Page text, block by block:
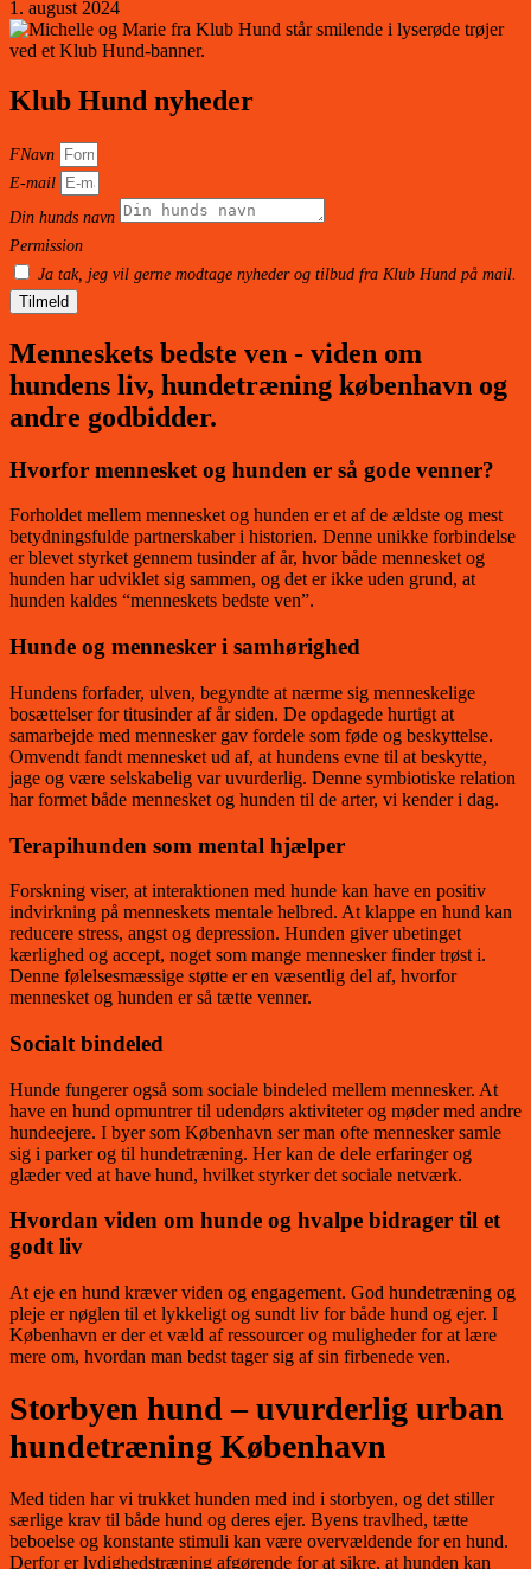
1. august 2024
Klub Hund nyheder
FNavn
E-mail
Din hunds navn
Permission
Ja tak, jeg vil gerne modtage nyheder og tilbud fra Klub Hund på mail.
Tilmeld
Menneskets bedste ven - viden om
hundens liv, hundetræning københavn og
andre godbidder.
Hvorfor mennesket og hunden er så gode venner?
Forholdet mellem mennesket og hunden er et af de ældste og mest
betydningsfulde partnerskaber i historien. Denne unikke forbindelse
er blevet styrket gennem tusinder af år, hvor både mennesket og
hunden har udviklet sig sammen, og det er ikke uden grund, at
hunden kaldes “menneskets bedste ven”.
Hunde og mennesker i samhørighed
Hundens forfader, ulven, begyndte at nærme sig menneskelige
bosættelser for titusinder af år siden. De opdagede hurtigt at
samarbejde med mennesker gav fordele som føde og beskyttelse.
Omvendt fandt mennesket ud af, at hundens evne til at beskytte,
jage og være selskabelig var uvurderlig. Denne symbiotiske relation
har formet både mennesket og hunden til de arter, vi kender i dag.
Terapihunden som mental hjælper
Forskning viser, at interaktionen med hunde kan have en positiv
indvirkning på menneskets mentale helbred. At klappe en hund kan
reducere stress, angst og depression. Hunden giver ubetinget
kærlighed og accept, noget som mange mennesker finder trøst i.
Denne følelsesmæssige støtte er en væsentlig del af, hvorfor
mennesket og hunden er så tætte venner.
Socialt bindeled
Hunde fungerer også som sociale bindeled mellem mennesker. At
have en hund opmuntrer til udendørs aktiviteter og møder med andre
hundeejere. I byer som København ser man ofte mennesker samle
sig i parker og til hundetræning. Her kan de dele erfaringer og
glæder ved at have hund, hvilket styrker det sociale netværk.
Hvordan viden om hunde og hvalpe bidrager til et
godt liv
At eje en hund kræver viden og engagement. God hundetræning og
pleje er nøglen til et lykkeligt og sundt liv for både hund og ejer. I
København er der et væld af ressourcer og muligheder for at lære
mere om, hvordan man bedst tager sig af sin firbenede ven.
Storbyen hund – uvurderlig urban
hundetræning København
Med tiden har vi trukket hunden med ind i storbyen, og det stiller
særlige krav til både hund og deres ejer. Byens travlhed, tætte
beboelse og konstante stimuli kan være overvældende for en hund.
Derfor er lydighedstræning afgørende for at sikre, at hunden kan